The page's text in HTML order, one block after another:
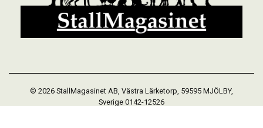
© 2026 StallMagasinet AB, Västra Lärketorp, 59595 MJÖLBY,
Sverige 0142-12526